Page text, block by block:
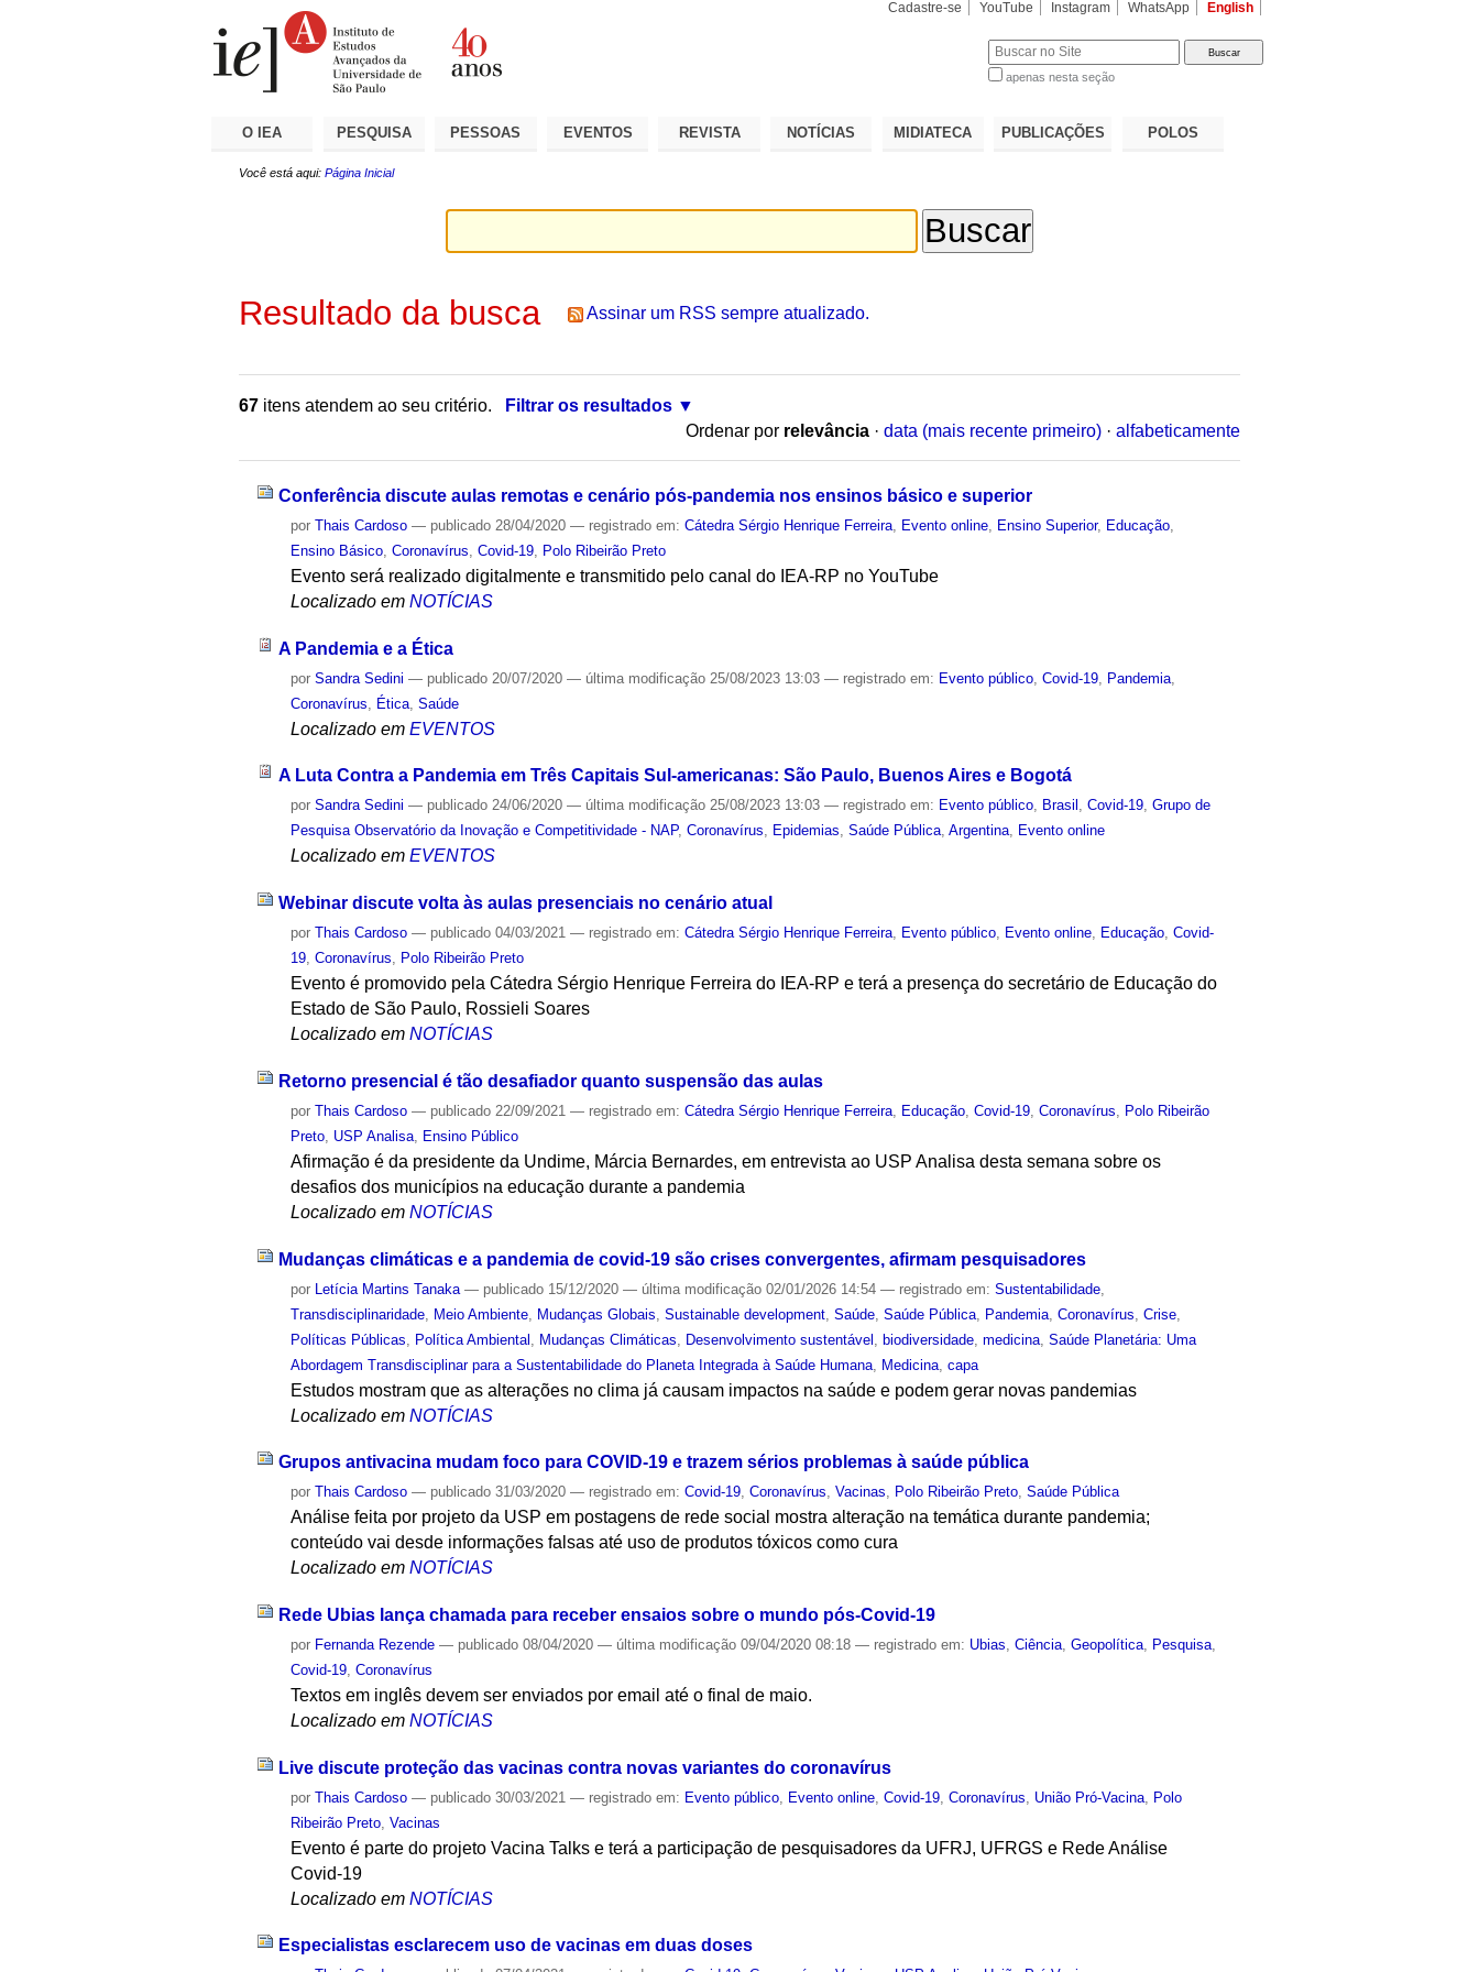
Cadastre-se YouTube Instagram WhatsApp English
apenas nesta seção
O IEA PESQUISA PESSOAS EVENTOS REVISTA NOTÍCIAS MIDIATECA PUBLICAÇÕES POLOS
Você está aqui: Página Inicial
Resultado da busca Assinar um RSS sempre atualizado.
67 itens atendem ao seu critério.
Filtrar os resultados
Ordenar por relevância · data (mais recente primeiro) · alfabeticamente
Conferência discute aulas remotas e cenário pós-pandemia nos ensinos básico e superior
porThais Cardoso — publicado 28/04/2020— registrado em:Cátedra Sérgio Henrique Ferreira Evento online Ensino Superior, Educação
Ensino Básico ,Coronavírus ,Covid-19 Polo Ribeirão Preto
Evento será realizado digitalmente e transmitido pelo canal do IEA-RP no YouTube
Localizado em NOTÍCIAS
A Pandemia e a Ética
porSandra Sedini — publicado 20/07/2020— última modificação 25/08/2023 13:03— registrado em: Evento público ,Covid-19 Pandemia
Coronavírus
Ética ,Saúde
Localizado em EVENTOS
A Luta Contra a Pandemia em Três Capitais Sul-americanas: São Paulo, Buenos Aires e Bogotá
porSandra Sedini — publicado 24/06/2020— última modificação 25/08/2023 13:03— registrado em: Evento público, Brasil ,Covid-19,Grupo de
Pesquisa Observatório da Inovação e Competitividade - NAP,Coronavírus, Epidemias,Saúde Pública,Argentina, Evento online
Localizado em EVENTOS
Webinar discute volta às aulas presenciais no cenário atual
porThais Cardoso — publicado 04/03/2021— registrado em:Cátedra Sérgio Henrique Ferreira, Evento público, Evento online, Educação,Covid-
19,Coronavírus, Polo Ribeirão Preto
Evento é promovido pela Cátedra Sérgio Henrique Ferreira do IEA-RP e terá a presença do secretário de Educação do
Estado de São Paulo, Rossieli Soares
Localizado em NOTÍCIAS
Retorno presencial é tão desafiador quanto suspensão das aulas
porThais Cardoso — publicado 22/09/2021— registrado em:Cátedra Sérgio Henrique Ferreira Educação ,Covid-19 ,Coronavírus
Polo Ribeirão
Preto USP Analisa Ensino Público
Afirmação é da presidente da Undime, Márcia Bernardes, em entrevista ao USP Analisa desta semana sobre os
desafios dos municípios na educação durante a pandemia
Localizado em NOTÍCIAS
Mudanças climáticas e a pandemia de covid-19 são crises convergentes, afirmam pesquisadores
por Letícia Martins Tanaka — publicado 15/12/2020— última modificação 02/01/2026 14:54— registrado em:Sustentabilidade
Transdisciplinaridade Meio Ambiente Mudanças Globais ,Sustainable development ,Saúde ,Saúde Pública Pandemia ,Coronavírus ,Crise
Políticas Públicas
Política Ambiental Mudanças Climáticas Desenvolvimento sustentável ,biodiversidade ,medicina ,Saúde Planetária: Uma
Abordagem Transdisciplinar para a Sustentabilidade do Planeta Integrada à Saúde Humana Medicina ,capa
Estudos mostram que as alterações no clima já causam impactos na saúde e podem gerar novas pandemias
Localizado em NOTÍCIAS
Grupos antivacina mudam foco para COVID-19 e trazem sérios problemas à saúde pública
porThais Cardoso — publicado 31/03/2020— registrado em:Covid-19,Coronavírus,Vacinas, Polo Ribeirão Preto,Saúde Pública
Análise feita por projeto da USP em postagens de rede social mostra alteração na temática durante pandemia;
conteúdo vai desde informações falsas até uso de produtos tóxicos como cura
Localizado em NOTÍCIAS
Rede Ubias lança chamada para receber ensaios sobre o mundo pós-Covid-19
por Fernanda Rezende — publicado 08/04/2020— última modificação 09/04/2020 08:18— registrado em: Ubias ,Ciência ,Geopolítica Pesquisa
Covid-19 ,Coronavírus
Textos em inglês devem ser enviados por email até o final de maio.
Localizado em NOTÍCIAS
Live discute proteção das vacinas contra novas variantes do coronavírus
porThais Cardoso — publicado 30/03/2021— registrado em: Evento público Evento online ,Covid-19 ,Coronavírus União Pró-Vacina Polo
Ribeirão Preto ,Vacinas
Evento é parte do projeto Vacina Talks e terá a participação de pesquisadores da UFRJ, UFRGS e Rede Análise
Covid-19
Localizado em NOTÍCIAS
Especialistas esclarecem uso de vacinas em duas doses